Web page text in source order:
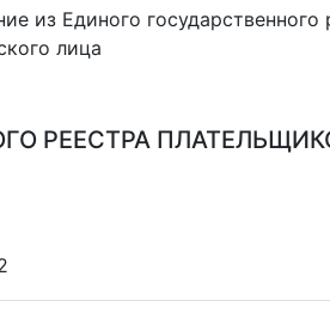
из Единого государственного
лица
РЕЕСТРА